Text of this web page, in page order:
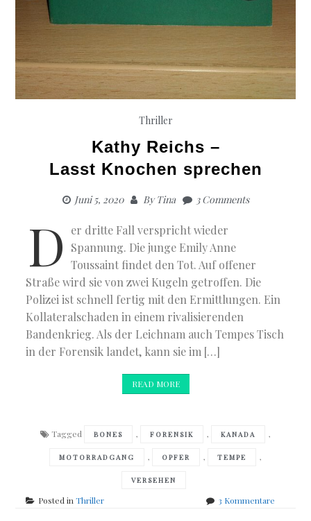
Thriller
Kathy Reichs –
Lasst Knochen sprechen
Juni 5, 2020 ByTina 3 Comments
D
er dritte Fall verspricht wieder
Spannung. Die junge Emily Anne
Toussaint findet den Tot. Auf offener
Straße wird sie von zwei Kugeln getroffen. Die
Polizei ist schnell fertig mit den Ermittlungen. Ein
Kollateralschaden in einem rivalisierenden
Bandenkrieg. Als der Leichnam auch Tempes Tisch
in der Forensik landet, kann sie im […]
READ MORE
Tagged BONES , FORENSIK , KANADA ,
MOTORRADGANG , OPFER , TEMPE ,
VERSEHEN
Posted inThriller 3 Kommentarezu